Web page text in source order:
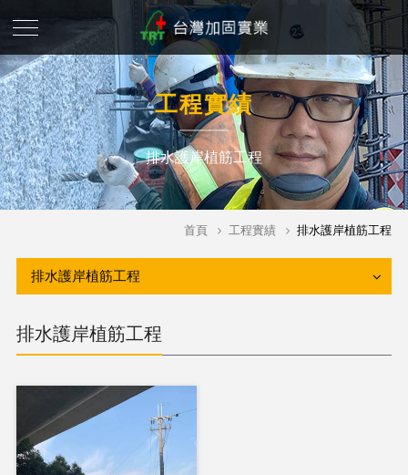
工程實績
排水護岸植筋工程
首頁 工程實績 排水護岸植筋工程
排水護岸植筋工程
排水護岸植筋工程